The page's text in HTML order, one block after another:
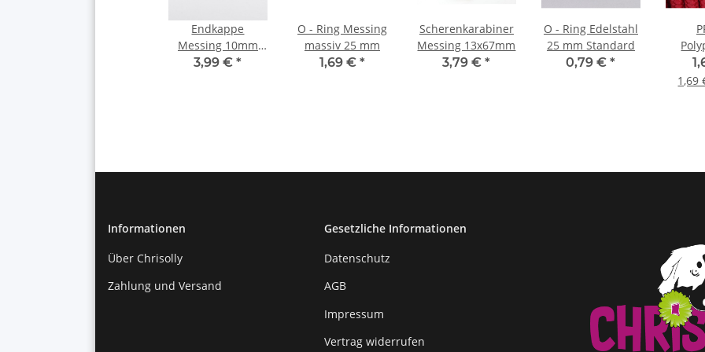
Endkappe
Messing 10mm
mit SWAROVSKI®
3,99 €*
O - Ring Messing
massiv 25 mm
1,69 € *
Scherenkarabiner
Messing 13x67mm
3,79 €*
O - Ring Edelstahl
25 mm Standard
0,79 €*
1,69
Informationen
Über Chrisolly
Zahlung und Versand
Gesetzliche Informationen
Datenschutz
AGB
Impressum
Vertrag widerrufen